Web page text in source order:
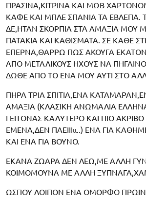
ΠΡΑΣΙΝΑ,ΚΙΤΡΙΝΑ ΚΑΙ ΜΩΒ
ΚΑΦΕ ΚΑΙ ΜΠΛΕ ΣΠΑΝΙΑ ΤΑ ΕΒΛΕΠΑ.
ΔΕ,ΗΤΑΝ ΣΚΟΡΠΙΑ ΣΤΑ ΑΜΑΞΙΑ ΜΟΥ
ΠΑΤΑΚΙΑ ΚΑΙ ΚΑΘΙΣΜΑΤΑ. ΣΕ ΚΑΘΕ
ΕΠΕΡΝΑ,ΘΑΡΡΩ ΠΩΣ ΑΚΟΥΓΑ
ΑΠΟ ΜΕΤΑΛΙΚΟΥΣ ΗΧΟΥΣ ΝΑ
ΔΩΘΕ ΑΠΟ ΤΟ ΕΝΑ ΜΟΥ ΑΥΤΙ ΣΤΟ
ΠΗΡΑ ΤΡΙΑ ΣΠΙΤΙΑ,ΕΝΑ
ΑΜΑΞΙΑ (ΚΛΑΣΙΚΗ ΑΝΩΜΑΛΙΑ
ΓΕΙΤΟΝΑΣ ΚΑΛΥΤΕΡΟ ΚΑΙ ΠΙΟ
ΕΜΕΝΑ,ΔΕΝ ΠΑΕΙΙΙιι..) ΕΝΑ ΓΙΑ
ΚΑΙ ΕΝΑ ΓΙΑ ΒΟΥΝΟ.
ΕΚΑΝΑ ΖΩΑΡΑ ΔΕΝ ΛΕΩ,ΜΕ ΑΛΛΗ
ΚΟΙΜΟΜΟΥΝΑ ΜΕ ΑΛΛΗ
ΩΣΠΟΥ ΛΟΙΠΟΝ ΕΝΑ ΟΜΟΡΦΟ